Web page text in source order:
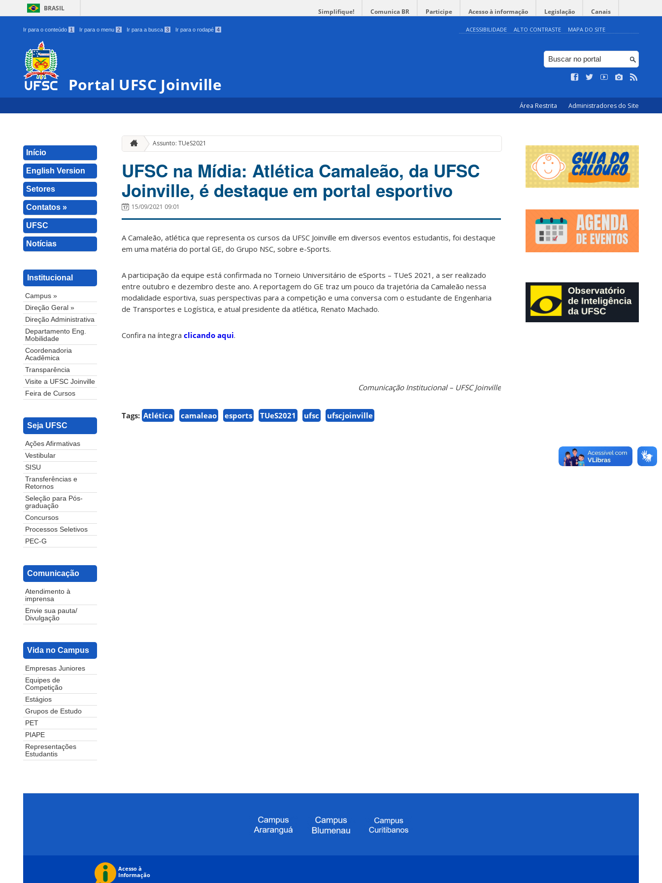
BRASIL Simplifique! Comunica BR Participe Acesso à informação Legislação Canais
Ir para o conteúdo 1 Ir para o menu 2 Ir para a busca 3 Ir para o rodapé 4 ACESSIBILIDADE ALTO CONTRASTE MAPA DO SITE
Portal UFSC Joinville
Área Restrita Administradores do Site
Início
English Version
Setores
Contatos »
UFSC
Notícias
Institucional
Campus »
Direção Geral »
Direção Administrativa
Departamento Eng.
Mobilidade
Coordenadoria
Acadêmica
Transparência
Visite a UFSC Joinville
Feira de Cursos
Seja UFSC
Ações Afirmativas
Vestibular
SISU
Transferências e
Retornos
Seleção para Pós-
graduação
Concursos
Processos Seletivos
PEC-G
Comunicação
Atendimento à
imprensa
Envie sua pauta/
Divulgação
Vida no Campus
Empresas Juniores
Equipes de
Competição
Estágios
Grupos de Estudo
PET
PIAPE
Representações
Estudantis
Assunto: TUeS2021
UFSC na Mídia: Atlética Camaleão, da UFSC
Joinville, é destaque em portal esportivo
15/09/2021 09:01
A Camaleão, atlética que representa os cursos da UFSC Joinville em diversos eventos estudantis, foi destaque
em uma matéria do portal GE, do Grupo NSC, sobre e-Sports.
A participação da equipe está confirmada no Torneio Universitário de eSports – TUeS 2021, a ser realizado
entre outubro e dezembro deste ano. A reportagem do GE traz um pouco da trajetória da Camaleão nessa
modalidade esportiva, suas perspectivas para a competição e uma conversa com o estudante de Engenharia
de Transportes e Logística, e atual presidente da atlética, Renato Machado.
Confira na íntegra clicando aqui.
Comunicação Institucional – UFSC Joinville
Tags: Atlética camaleao esports TUeS2021 ufsc ufscjoinville